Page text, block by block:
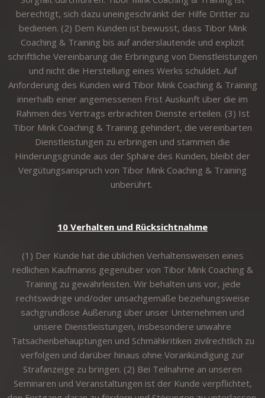
berechtigt, sich dazu uneingeschränkt der Hilfe Dritter zu
bedienen. (2) Dem Kunden ist bewusst, dass Tibor Mink
Coaching & Training bis auf anderslautende und explizit
schriftliche Vereinbarung die Erbringung von Dienstleistungen
und nicht die Herstellung eines Werks schuldet. Auf
Anforderung des Kunden wird Tibor Mink Coaching & Training
innerhalb einer angemessenen Frist Auskunft über die im
Rahmen des Vertrags erbrachten Dienste erteilen. (3) Ist
Tibor Mink Coaching & Training gehindert, die vereinbarten
Dienstleistungen zu erbringen und stammen die
Hinderungsgründe aus der Sphäre des Kunden, bleibt der
Vergütungsanspruch von Tibor Mink Coaching & Training
unberührt.
10 Verhalten und Rücksichtnahme
(1) Der Kunde hat die üblichen Verhaltensweisen eines
redlichen Kaufmanns gegenüber von Tibor Mink Coaching &
Training zu gewährleisten. Wir behalten uns vor, jede
rechtswidrige und/oder unsachgemäße beziehungsweise
sachgrundlose Äußerung über unser Unternehmen und
unsere Dienstleistungen, insbesondere unwahre
Tatsachenbehauptungen und Schmähkritiken zivilrechtlich zu
verfolgen und darüber hinaus ohne Vorankündigung zur
Strafanzeige zu bringen. (2) Bei Teilnahme an unseren
Seminaren und Veranstaltungen ist der Kunde verpflichtet,